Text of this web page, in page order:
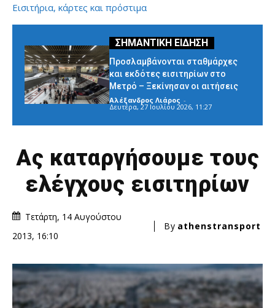
Εισιτήρια, κάρτες και πρόστιμα
Προσλαμβάνονται σταθμάρχες
και εκδότες εισιτηρίων στο
Μετρό – Ξεκίνησαν οι αιτήσεις
Αλέξανδρος Λιάρος -
Δευτέρα, 27 Ιουλίου 2026, 11:27
Ας καταργήσουμε τους
ελέγχους εισιτηρίων
Τετάρτη, 14 Αυγούστου
2013, 16:10
By athenstransport